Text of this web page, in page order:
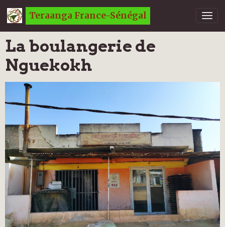
Teraanga France-Sénégal
La boulangerie de
Nguekokh